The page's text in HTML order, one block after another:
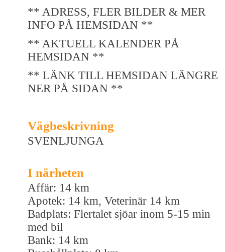
** ADRESS, FLER BILDER & MER
INFO PÅ HEMSIDAN **
** AKTUELL KALENDER PÅ
HEMSIDAN **
** LÄNK TILL HEMSIDAN LÄNGRE
NER PÅ SIDAN **
Vägbeskrivning
SVENLJUNGA
I närheten
Affär: 14 km
Apotek: 14 km, Veterinär 14 km
Badplats: Flertalet sjöar inom 5-15 min
med bil
Bank: 14 km